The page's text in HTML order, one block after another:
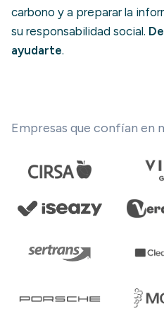
carbono y a preparar la
su responsabilidad social.
ayudarte.
Empresas que confían en